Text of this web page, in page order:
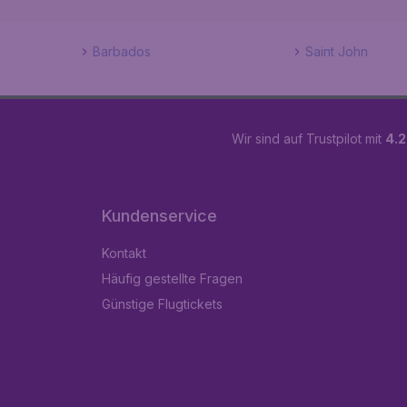
Barbados Saint John
Wir sind auf Trustpilot mit
Kundenservice
Kontakt
Häufig gestellte Fragen
Günstige Flugtickets